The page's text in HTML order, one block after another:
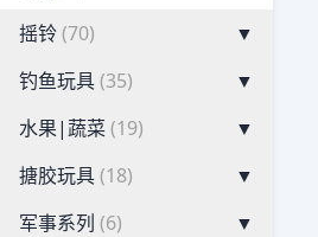
摇铃(70)
▼
钓鱼玩具(35)
▼
水果|蔬菜(19)
▼
搪胶玩具(18)
▼
军事系列 (6)
▼